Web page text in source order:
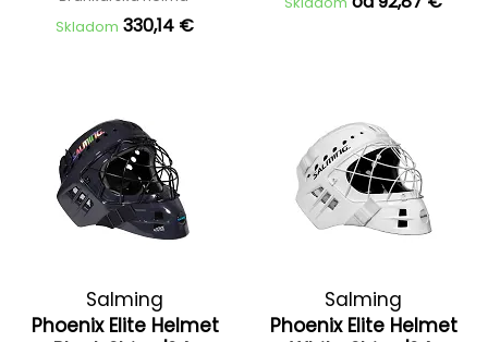
Skladom 330,14 €
Salming
Phoenix Elite Helmet
Salming
Phoenix Elite Helmet